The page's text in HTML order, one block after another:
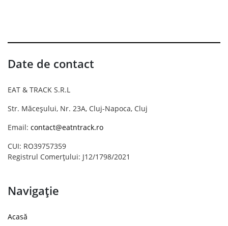
Date de contact
EAT & TRACK S.R.L
Str. Măceșului, Nr. 23A, Cluj-Napoca, Cluj
Email: contact@eatntrack.ro
CUI: RO39757359
Registrul Comerțului: J12/1798/2021
Navigație
Acasă